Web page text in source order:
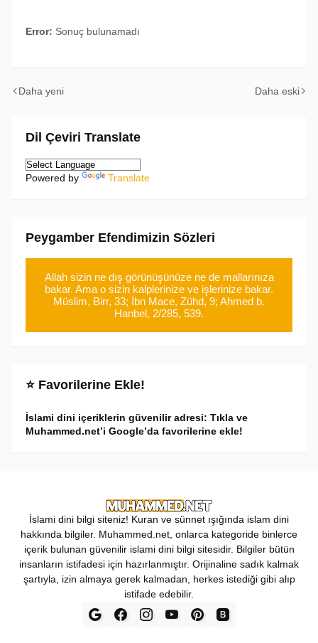
Error: Sonuç bulunamadı
Daha yeni Daha eski
Dil Çeviri Translate
Powered by Translate
Peygamber Efendimizin Sözleri
Allah sizin ne dış görünüşünüze ne de mallarınıza
bakar. Ama o sizin kalplerinize ve işlerinize bakar.
Müslim, Birr, 33; İbn Mace, Zühd, 9; Ahmed b.
Hanbel, 2/285, 539.
⭐ Favorilerine Ekle!
İslami dini içeriklerin güvenilir adresi: Tıkla ve
Muhammed.net’i Google’da favorilerine ekle!
İslami dini bilgi siteniz! Kuran ve sünnet ışığında islam dini
hakkında bilgiler. Muhammed.net, onlarca kategoride binlerce
içerik bulunan güvenilir islami dini bilgi sitesidir. Bilgiler bütün
insanların istifadesi için hazırlanmıştır. Orijinaline sadık kalmak
şartıyla, izin almaya gerek kalmadan, herkes istediği gibi alıp
istifade edebilir.